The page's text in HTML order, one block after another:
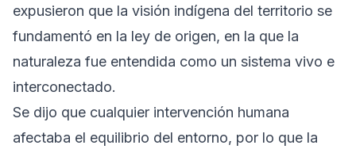
expusieron que la visión indígena del territorio se
fundamentó en la ley de origen, en la que la
naturaleza fue entendida como un sistema vivo e
interconectado.
Se dijo que cualquier intervención humana
afectaba el equilibrio del entorno, por lo que la